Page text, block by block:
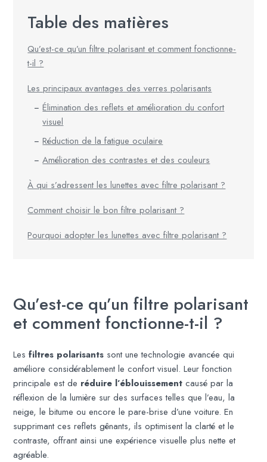
Table des matières
Qu’est-ce qu’un filtre polarisant et comment fonctionne-
t-il ?
Les principaux avantages des verres polarisants
Élimination des reflets et amélioration du confort
visuel
Réduction de la fatigue oculaire
Amélioration des contrastes et des couleurs
À qui s’adressent les lunettes avec filtre polarisant ?
Comment choisir le bon filtre polarisant ?
Pourquoi adopter les lunettes avec filtre polarisant ?
Qu’est-ce qu’un filtre polarisant
et comment fonctionne-t-il ?
Lesfiltres polarisants sont une technologie avancée qui
améliore considérablement le confort visuel. Leur fonction
principale est de réduire l’éblouissement causé par la
réflexion de la lumière sur des surfaces telles que l’eau, la
neige, le bitume ou encore le pare-brise d’une voiture. En
supprimant ces reflets gênants, ils optimisent la clarté et le
contraste, offrant ainsi une expérience visuelle plus nette et
agréable.